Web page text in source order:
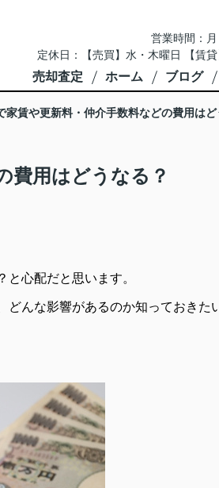
営業時間：
定休日：【売買】水・木曜日 【賃
売却査定 ホーム ブログ
家賃や更新料・仲介手数料などの費用は
費用はどうなる？
心配だと思います。
どんな影響があるのか知っておきた